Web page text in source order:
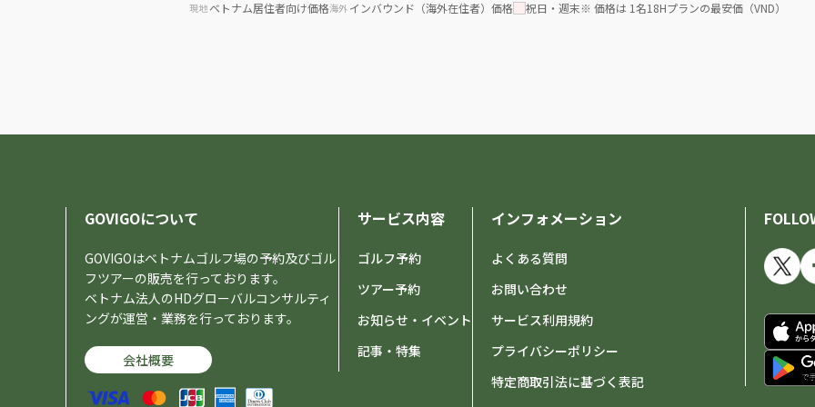
現地 ベトナム居住者向け価格海外 インバウンド（海外在住者）価格 祝日・週末※ 価格は 1名18Hプランの最安価（VND）
GOVIGOについて
GOVIGOはベトナムゴルフ場の予約及びゴル
フツアーの販売を行っております。
ベトナム法人のHDグローバルコンサルティ
ングが運営・業務を行っております。
会社概要
サービス内容
ゴルフ予約
ツアー予約
お知らせ・イベント
記事・特集
インフォメーション
よくある質問
お問い合わせ
サービス利用規約
プライバシーポリシー
特定商取引法に基づく表記